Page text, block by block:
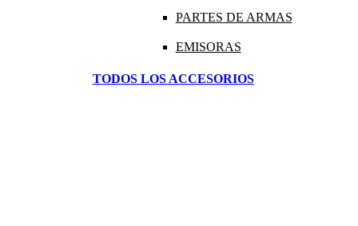
PARTES DE ARMAS
EMISORAS
TODOS LOS ACCESORIOS